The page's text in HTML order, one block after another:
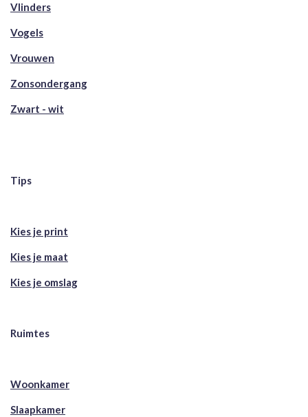
Vlinders
Vogels
Vrouwen
Zonsondergang
Zwart - wit
Tips
Kies je print
Kies je maat
Kies je omslag
Ruimtes
Woonkamer
Slaapkamer